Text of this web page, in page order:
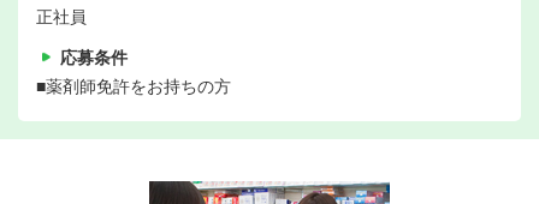
正社員
応募条件
■薬剤師免許をお持ちの方